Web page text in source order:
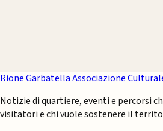
Rione GarbatellaAssociazione
Notizie di quartiere, eventi e percorsi
visitatori e chi vuole sostenere il